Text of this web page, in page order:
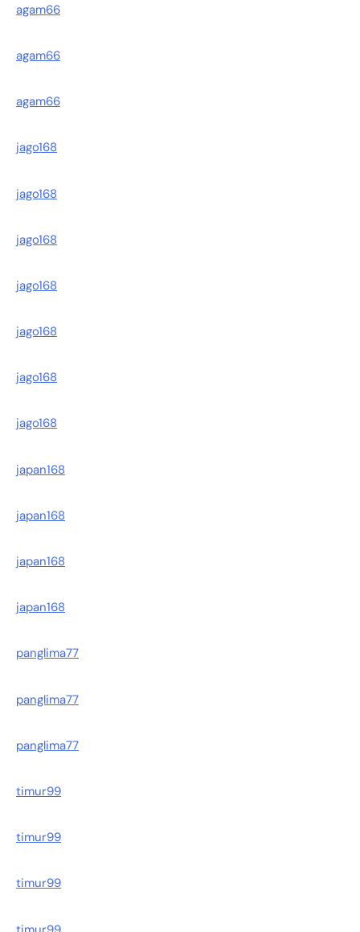
agam66
agam66
agam66
jago168
jago168
jago168
jago168
jago168
jago168
jago168
japan168
japan168
japan168
japan168
panglima77
panglima77
panglima77
timur99
timur99
timur99